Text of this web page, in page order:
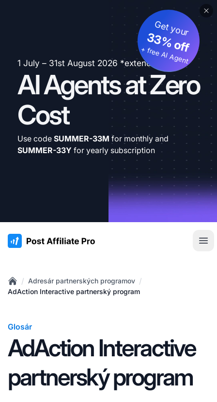
1 July – 31st August 2026 *extended
AI Agents at Zero
Cost
Get your
33% off
+ free AI Agent
Use code SUMMER-33M for monthly and
SUMMER-33Y for yearly subscription
:site.title
Home
/ Adresár partnerských programov /
AdAction Interactive partnerský program
Glosár
AdAction Interactive
partnerský program